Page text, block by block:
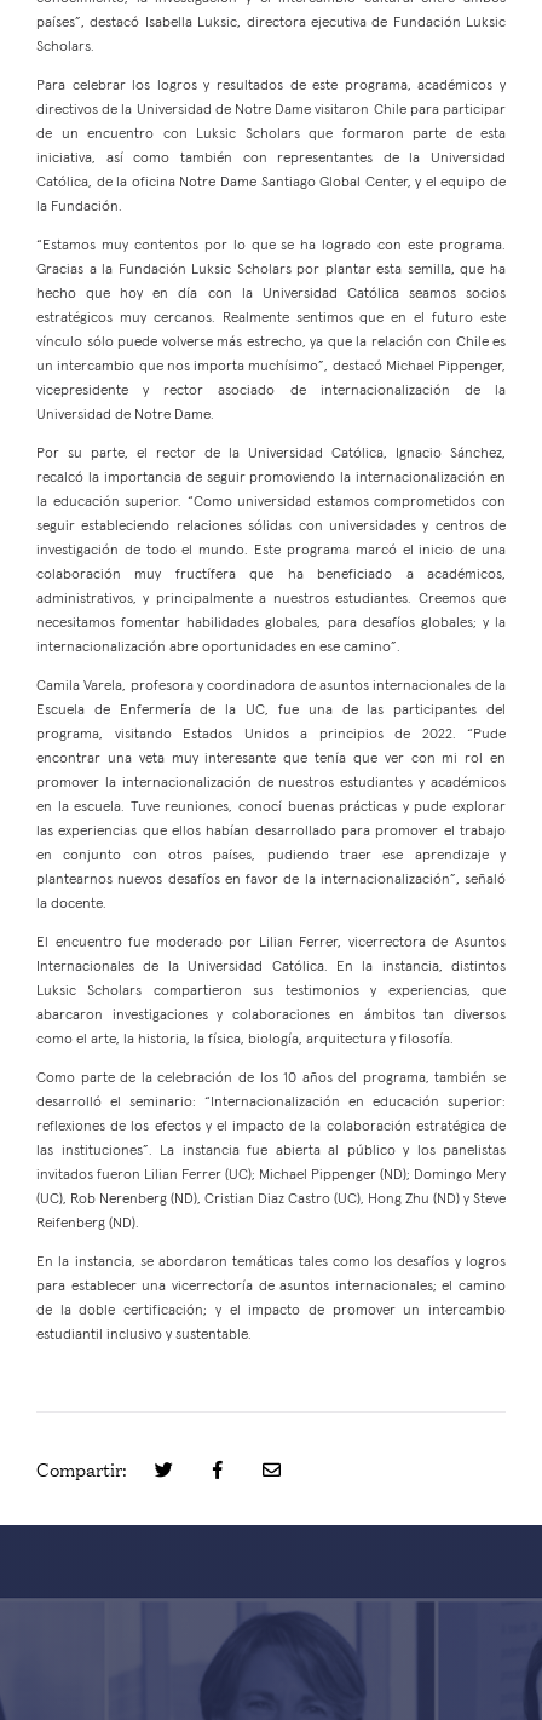
países”, destacó Isabella Luksic, directora ejecutiva de Fundación Luksic
Scholars.
Para celebrar los logros y resultados de este programa, académicos y
directivos de la Universidad de Notre Dame visitaron Chile para participar
de un encuentro con Luksic Scholars que formaron parte de esta
iniciativa, así como también con representantes de la Universidad
Católica, de la oficina Notre Dame Santiago Global Center, y el equipo de
la Fundación.
“Estamos muy contentos por lo que se ha logrado con este programa.
Gracias a la Fundación Luksic Scholars por plantar esta semilla, que ha
hecho que hoy en día con la Universidad Católica seamos socios
estratégicos muy cercanos. Realmente sentimos que en el futuro este
vínculo sólo puede volverse más estrecho, ya que la relación con Chile es
un intercambio que nos importa muchísimo”, destacó Michael Pippenger,
vicepresidente y rector asociado de internacionalización de la
Universidad de Notre Dame.
Por su parte, el rector de la Universidad Católica, Ignacio Sánchez,
recalcó la importancia de seguir promoviendo la internacionalización en
la educación superior. “Como universidad estamos comprometidos con
seguir estableciendo relaciones sólidas con universidades y centros de
investigación de todo el mundo. Este programa marcó el inicio de una
colaboración muy fructífera que ha beneficiado a académicos,
administrativos, y principalmente a nuestros estudiantes. Creemos que
necesitamos fomentar habilidades globales, para desafíos globales; y la
internacionalización abre oportunidades en ese camino”.
Camila Varela, profesora y coordinadora de asuntos internacionales de la
Escuela de Enfermería de la UC, fue una de las participantes del
programa, visitando Estados Unidos a principios de 2022. “Pude
encontrar una veta muy interesante que tenía que ver con mi rol en
promover la internacionalización de nuestros estudiantes y académicos
en la escuela. Tuve reuniones, conocí buenas prácticas y pude explorar
las experiencias que ellos habían desarrollado para promover el trabajo
en conjunto con otros países, pudiendo traer ese aprendizaje y
plantearnos nuevos desafíos en favor de la internacionalización”, señaló
la docente.
El encuentro fue moderado por Lilian Ferrer, vicerrectora de Asuntos
Internacionales de la Universidad Católica. En la instancia, distintos
Luksic Scholars compartieron sus testimonios y experiencias, que
abarcaron investigaciones y colaboraciones en ámbitos tan diversos
como el arte, la historia, la física, biología, arquitectura y filosofía.
Como parte de la celebración de los 10 años del programa, también se
desarrolló el seminario: “Internacionalización en educación superior:
reflexiones de los efectos y el impacto de la colaboración estratégica de
las instituciones”. La instancia fue abierta al público y los panelistas
invitados fueron Lilian Ferrer (UC); Michael Pippenger (ND); Domingo Mery
(UC), Rob Nerenberg (ND), Cristian Diaz Castro (UC), Hong Zhu (ND) y Steve
Reifenberg (ND).
En la instancia, se abordaron temáticas tales como los desafíos y logros
para establecer una vicerrectoría de asuntos internacionales; el camino
de la doble certificación; y el impacto de promover un intercambio
estudiantil inclusivo y sustentable.
Compartir: